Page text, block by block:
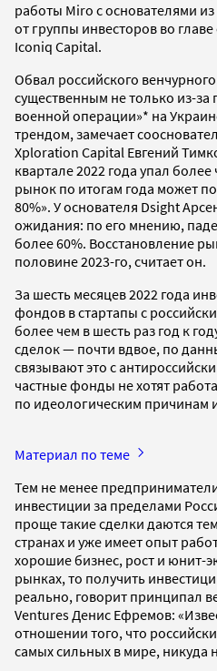
работы Miro с основателями
от группы инвесторов во
Iconiq Capital.
Обвал российского
существенным не только из-за
военной операции»* на
трендом, замечает
Xploration Capital Евгений
квартале 2022 года упал
рынок по итогам года может
80%». У основателя Dsight
ожидания: по его мнению,
более 60%. Восстановление
половине 2023-го, считает он.
За шесть месяцев 2022 года
фондов в стартапы с
более чем в шесть раз год к
сделок — почти вдвое, по
связывают это с
частные фонды не хотят
по идеологическим причинам
Материал по теме
Тем не менее
инвестиции за пределами
проще такие сделки даются
странах и уже имеет опыт
хорошие бизнес, рост и юнит-
рынках, то получить
реально, говорит принципал
Ventures Денис Ефремов:
отношении того, что
самых сильных в мире, никуда